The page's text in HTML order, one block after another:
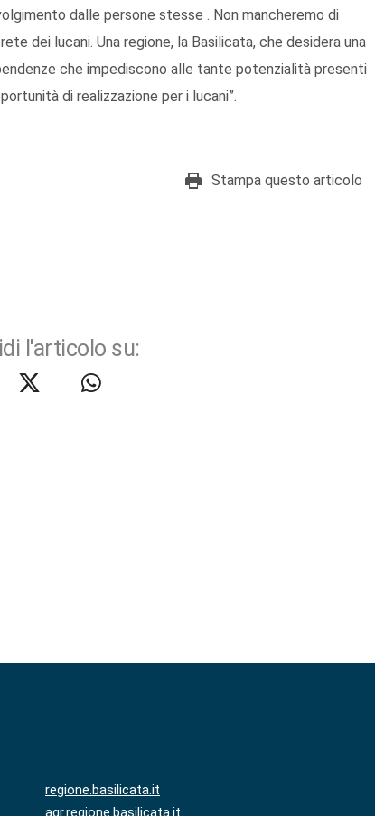
dalle persone stesse . Non mancheremo di
dei lucani. Una regione, la Basilicata, che desidera una
che impediscono alle tante potenzialità presenti
di realizzazione per i lucani”.
Stampa questo articolo
l'articolo su:
regione.basilicata.it
agr.regione.basilicata.it